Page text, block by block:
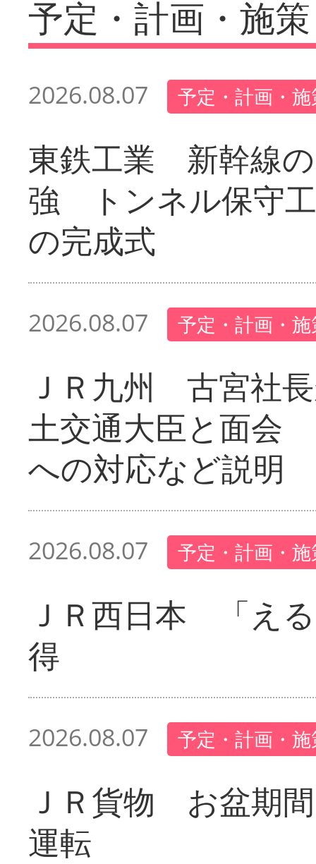
予定・計画・施策
2026.08.07 予定・計画・
東鉄工業 新幹線
強 トンネル保守
の完成式
2026.08.07 予定・計画・
ＪＲ九州 古宮社
土交通大臣と面会
への対応など説明
2026.08.07 予定・計画・
ＪＲ西日本 「え
得
2026.08.07 予定・計画・
ＪＲ貨物 お盆期
運転